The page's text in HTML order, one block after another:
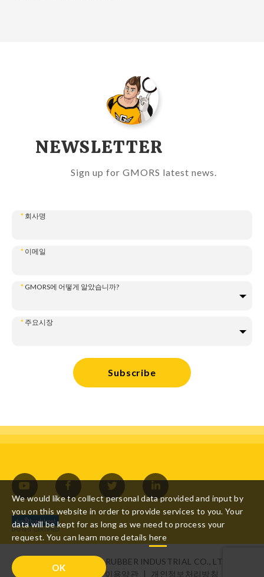
NEWSLETTER
Sign up for GMORS latest news.
* 회사명
* 이메일
* GMORS에 어떻게 알았습니까?
* 주요시장
Subscribe
Copyright ©GE MAO RUBBER INDUSTRIAL CO., LTD. All
rights reserved
이용약관 | 개인정보처리방침
We would like to collect personal data provided and input by
you on this website in order to provide services to you. Your
data will be kept for as long as we need to process your
request. You can learn more details here
OK